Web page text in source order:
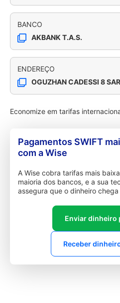
BANCO
AKBANK T.A.S.
ENDEREÇO
OGUZHAN CADESSI 8
Economize em tarifas
Pagamentos SWIFT
com a Wise
A Wise cobra tarifas mais
maioria dos bancos, e a sua
assegura que o dinheiro
Enviar dinheiro
Receber